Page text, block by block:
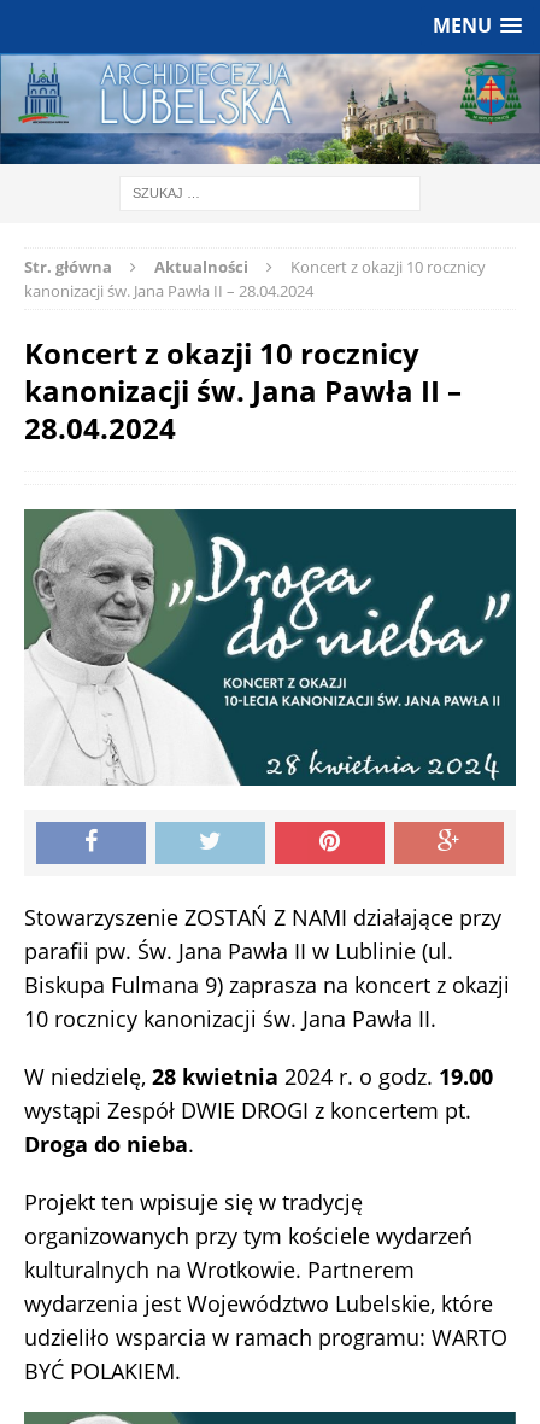
MENU
Str. główna Aktualności
Koncert z okazji 10 rocznicy
kanonizacji św. Jana Pawła II – 28.04.2024
Koncert z okazji 10 rocznicy
kanonizacji św. Jana Pawła II –
28.04.2024
Stowarzyszenie ZOSTAŃ Z NAMI działające przy
parafii pw. Św. Jana Pawła II w Lublinie (ul.
Biskupa Fulmana 9) zaprasza na koncert z okazji
10 rocznicy kanonizacji św. Jana Pawła II.
W niedzielę, 28 kwietnia 2024 r. o godz. 19.00
wystąpi Zespół DWIE DROGI z koncertem pt.
Droga do nieba.
Projekt ten wpisuje się w tradycję
organizowanych przy tym kościele wydarzeń
kulturalnych na Wrotkowie. Partnerem
wydarzenia jest Województwo Lubelskie, które
udzieliło wsparcia w ramach programu: WARTO
BYĆ POLAKIEM.